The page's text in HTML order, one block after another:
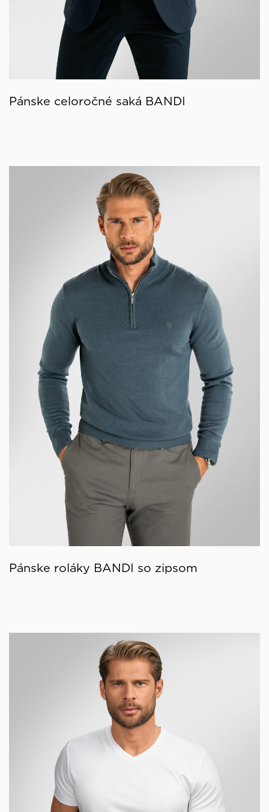
Pánske celoročné saká BANDI
Pánske roláky BANDI so zipsom